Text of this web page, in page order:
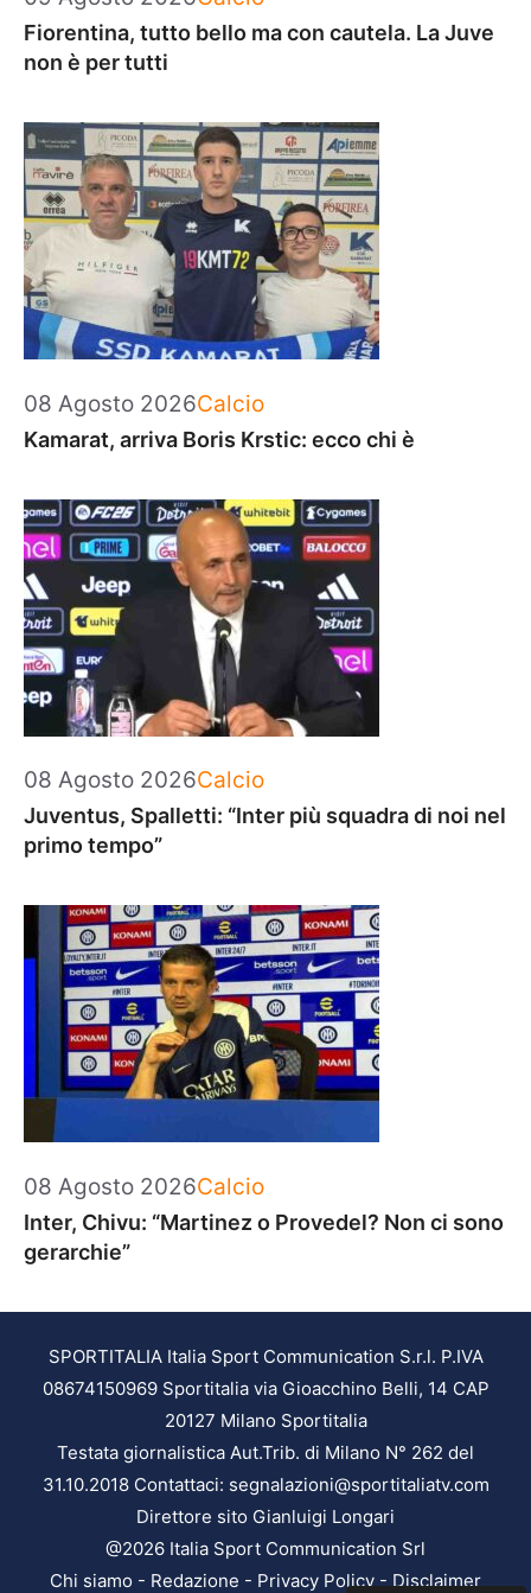
Fiorentina, tutto bello ma con cautela. La Juve
non è per tutti
08 Agosto 2026Categorie
Calcio
Kamarat, arriva Boris Krstic: ecco chi è
08 Agosto 2026Categorie
Calcio
Juventus, Spalletti: “Inter più squadra di noi nel
primo tempo”
08 Agosto 2026Categorie
Calcio
Inter, Chivu: “Martinez o Provedel? Non ci sono
gerarchie”
SPORTITALIA Italia Sport Communication S.r.l. P.IVA
08674150969 Sportitalia via Gioacchino Belli, 14 CAP
20127 Milano Sportitalia
Testata giornalistica Aut.Trib. di Milano N° 262 del
31.10.2018 Contattaci: segnalazioni@sportitaliatv.com
Direttore sito Gianluigi Longari
@2026 Italia Sport Communication Srl
Chi siamo - Redazione - Privacy Policy-Disclaimer